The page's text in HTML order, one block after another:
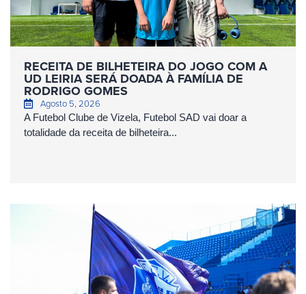
RECEITA DE BILHETEIRA DO JOGO COM A
UD LEIRIA SERÁ DOADA À FAMÍLIA DE
RODRIGO GOMES
Agosto 5, 2026
A Futebol Clube de Vizela, Futebol SAD vai doar a
totalidade da receita de bilheteira...